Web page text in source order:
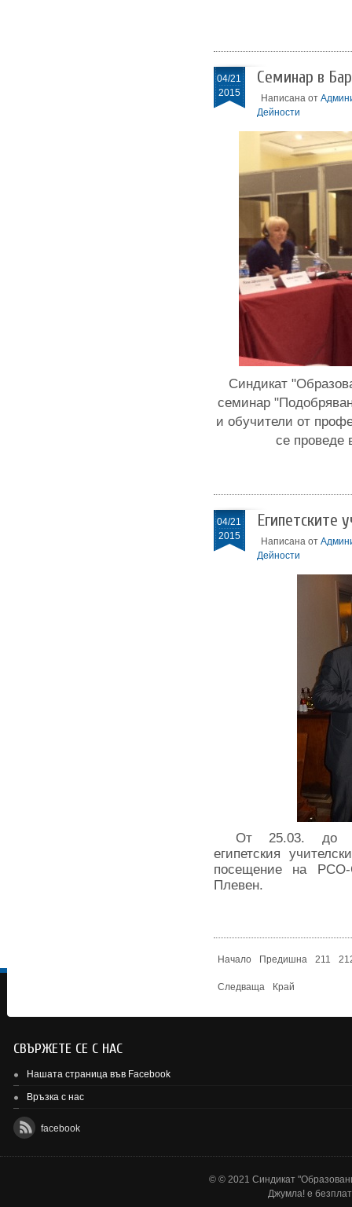
04/21
2015
Семинар в
Написана от
Дейности
Синдикат
семинар
и обучители от
се проведе
04/21
2015
Египетските
Написана от
Дейности
От 25.03. до
египетския
посещение на
Плевен.
Начало Предишна 211
Следваща Край
СВЪРЖЕТЕ СЕ С НАС
Нашата страница във Facebook
Връзка с нас
facebook
© © 2021 Синдикат
Джумла! е